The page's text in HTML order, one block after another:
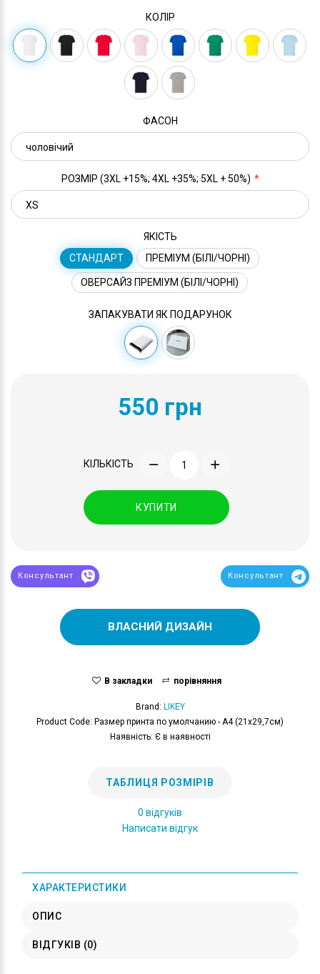
КОЛІР
ФАСОН
РОЗМІР (3XL +15%; 4XL +35%; 5XL + 50%)
ЯКІСТЬ
СТАНДАРТ
ПРЕМІУМ (БІЛІ/ЧОРНІ)
ОВЕРСАЙЗ ПРЕМІУМ (БІЛІ/ЧОРНІ)
ЗАПАКУВАТИ ЯК ПОДАРУНОК
550 грн
КІЛЬКІСТЬ
КУПИТИ
Консультант Консультант
ВЛАСНИЙ ДИЗАЙН
В закладки порівняння
Brand: LIKEY
Product Code: Размер принта по умолчанию - А4 (21x29,7см)
Наявність: Є в наявності
ТАБЛИЦЯ РОЗМІРІВ
0 відгуків
Написати відгук
ХАРАКТЕРИСТИКИ
ОПИС
ВІДГУКІВ (0)